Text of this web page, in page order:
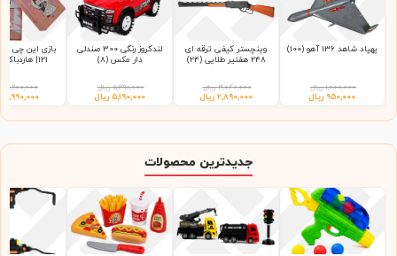
پهپاد شاهد 136 آهو (100)
۱,۰۰۰,۰۰۰ ریال
۹۵۰,۰۰۰ ریال
وینچستر کیفی ترقه ای
248 هفتیر طلایی (24)
۳,۰۴۰,۰۰۰ ریال
۲,۸۹۰,۰۰۰ ریال
لندکروز رنگی 300 صندلی
دار مکس (8)
۵,۳۹۰,۰۰۰ ریال
۵,۱۹۰,۰۰۰ ریال
بازی این چی
121| هاردباکس (48)
۳,۲۰۰,۰۰۰
۲,۹۹۰,۰۰۰
جدیدترین محصولات